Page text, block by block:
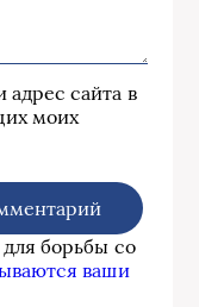
сайта в
моих
борьбы со
ваши